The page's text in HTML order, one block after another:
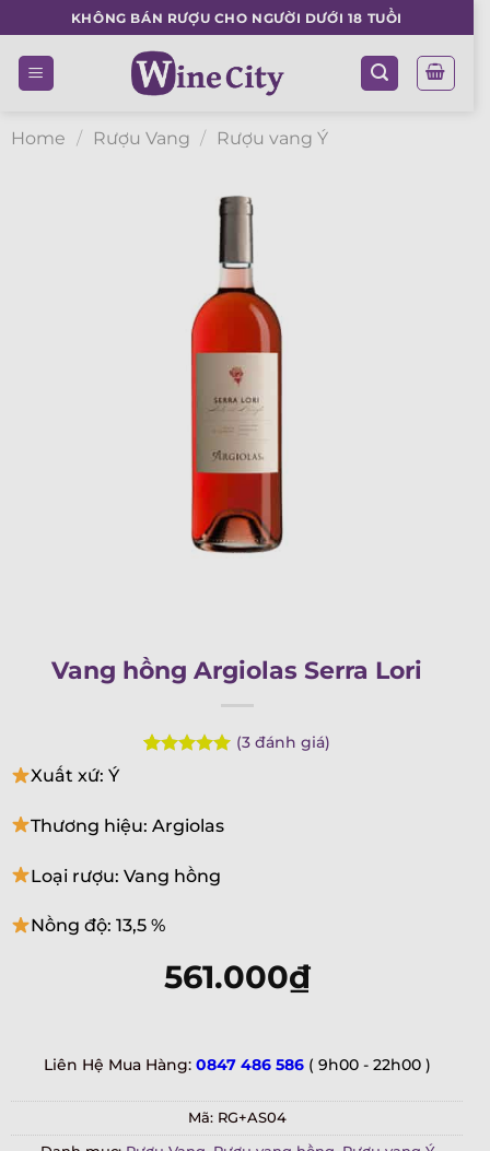
to
content
KHÔNG BÁN RƯỢU CHO NGƯỜI DƯỚI 18 TUỔI
Home / Rượu Vang / Rượu vang Ý
Vang hồng Argiolas Serra Lori
customer
ratings
(3đánh giá)
Xuất xứ: Ý
Thương hiệu: Argiolas
Loại rượu: Vang hồng
Nồng độ: 13,5 %
561.000₫
Liên Hệ Mua Hàng: 0847 486 586 ( 9h00 - 22h00 )
Mã: RG+AS04